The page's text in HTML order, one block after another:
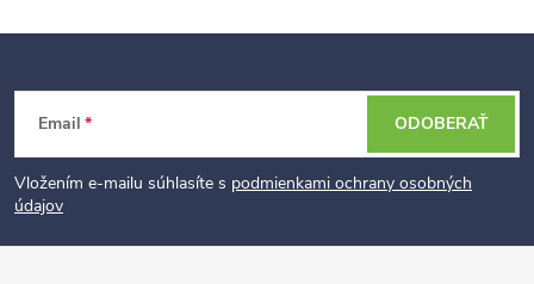
t
Email
Vložením e-mailu súhlasíte s podmienkami ochrany osobných
údajov
ODOBERAŤ